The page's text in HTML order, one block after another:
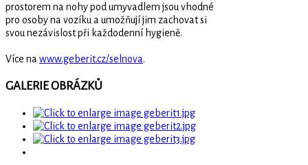
prostorem na nohy pod umyvadlem jsou vhodné
pro osoby na vozíku a umožňují jim zachovat si
svou nezávislost při každodenní hygieně.
Více na www.geberit.cz/selnova.
GALERIE OBRÁZKŮ